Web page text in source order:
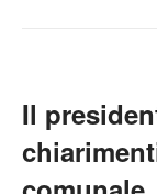
Il